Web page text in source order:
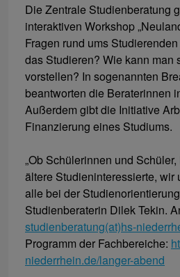
Die Zentrale Studienberatung
interaktiven Workshop
Fragen rund ums
das Studieren? Wie kann man
vorstellen? In sogenannten
beantworten die Beraterinnen
Außerdem gibt die Initiative
Finanzierung eines Studiums.
„Ob Schülerinnen und
ältere Studieninteressierte, wir
alle bei der
Studienberaterin Dilek Tekin.
studienberatung(at)hs-
Programm der Fachbereiche:
niederrhein.de/langer-abend